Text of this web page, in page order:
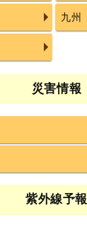
九州
災害情報
紫外線予報